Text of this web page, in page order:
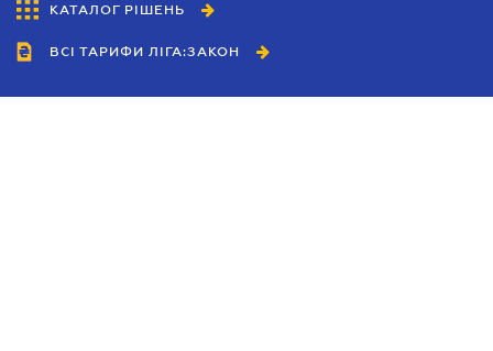
КАТАЛОГ РІШЕНЬ
ВСІ ТАРИФИ ЛІГА:ЗАКОН